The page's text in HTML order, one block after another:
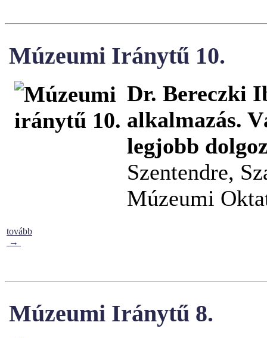
Múzeumi Iránytű 10.
Dr. Bereczki
alkalmazás.
legjobb
Szentendre,
Múzeumi
tovább
→
Múzeumi Iránytű 8.